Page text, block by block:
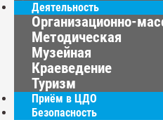
Деятельность
Организационно-
Методическая
Музейная
Краеведение
Туризм
Приём в ЦДО
Безопасность